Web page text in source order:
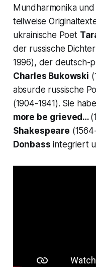
Mundharmonika
teilweise
ukrainische Poet
der russische Dichter
1996), der deutsch-
Charles Bukowski
absurde russische
(1904-1941). Sie
more be grieved…
Shakespeare
Donbass integriert